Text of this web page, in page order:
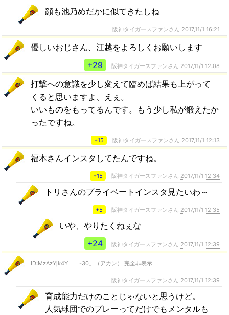
顔も池乃めだかに似てきたしね
阪神タイガースファンさん 2017,11/1 16:21
優しいおじさん、江越をよろしくお願いします
+29
阪神タイガースファンさん 2017,11/1 12:08
打撃への意識を少し変えて臨めば結果も上がって
くると思いますよ、えぇ。
いいものをもってるんです。もう少し私が鍛えたか
ったですね。
+15 阪神タイガースファンさん 2017,11/1 12:13
福本さんインスタしてたんですね。
+15 阪神タイガースファンさん 2017,11/1 12:34
トリさんのプライベートインスタ見たいわ～
+5 阪神タイガースファンさん 2017,11/1 12:35
いや、やりたくねぇな
+24
阪神タイガースファンさん 2017,11/1 12:39
ID:MzAzYjk4Y 「-30」（アカン） 完全非表示
阪神タイガースファンさん 2017,11/1 12:39
育成能力だけのことじゃないと思うけど。
人気球団でのプレーってだけでもメンタルも